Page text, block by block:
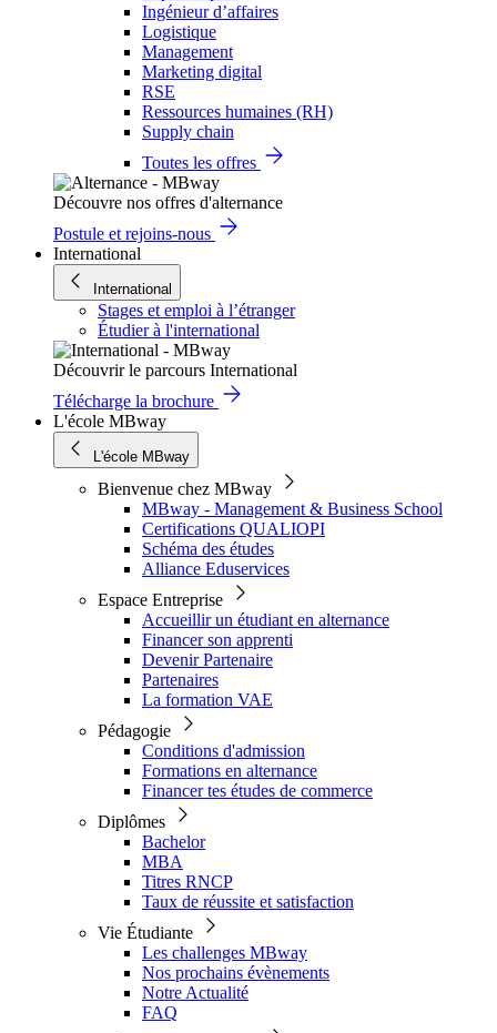
Ingénieur d’affaires
Logistique
Management
Marketing digital
RSE
Ressources humaines (RH)
Supply chain
Toutes les offres
Découvre nos offres d'alternance
Postule et rejoins-nous
International
International
Stages et emploi à l’étranger
Étudier à l'international
Découvrir le parcours International
Télécharge la brochure
L'école MBway
L'école MBway
Bienvenue chez MBway
MBway - Management & Business School
Certifications QUALIOPI
Schéma des études
Alliance Eduservices
Espace Entreprise
Accueillir un étudiant en alternance
Financer son apprenti
Devenir Partenaire
Partenaires
La formation VAE
Pédagogie
Conditions d'admission
Formations en alternance
Financer tes études de commerce
Diplômes
Bachelor
MBA
Titres RNCP
Taux de réussite et satisfaction
Vie Étudiante
Les challenges MBway
Nos prochains évènements
Notre Actualité
FAQ